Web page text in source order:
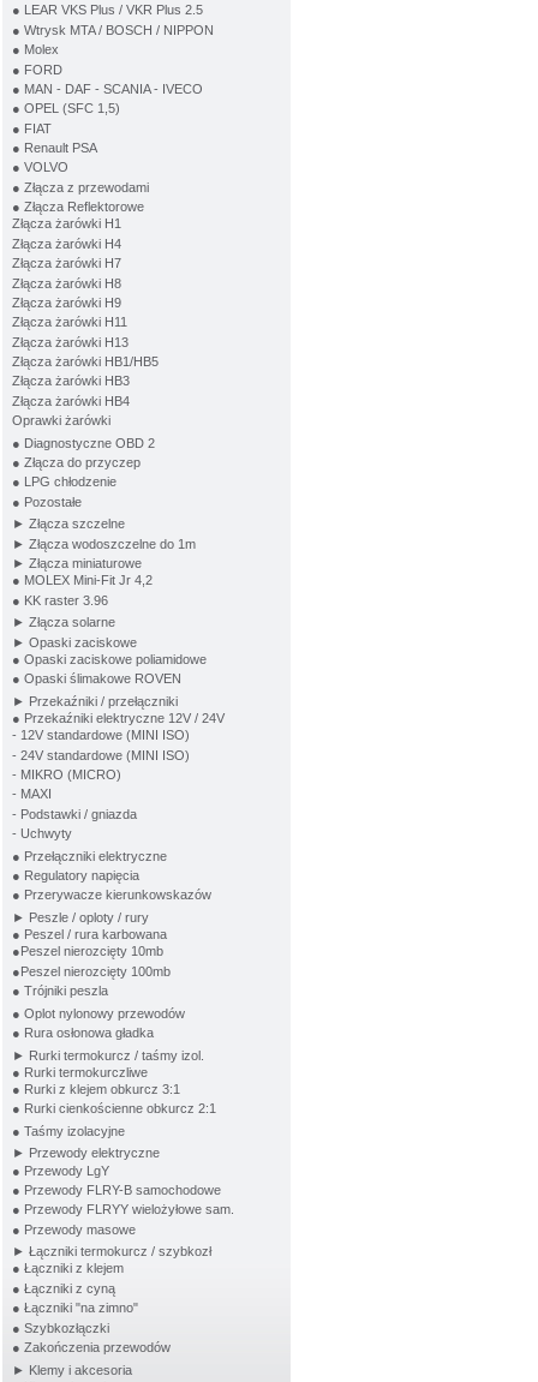
● LEAR VKS Plus / VKR Plus 2.5
● Wtrysk MTA / BOSCH / NIPPON
● Molex
● FORD
● MAN - DAF - SCANIA - IVECO
● OPEL (SFC 1,5)
● FIAT
● Renault PSA
● VOLVO
● Złącza z przewodami
● Złącza Reflektorowe
Złącza żarówki H1
Złącza żarówki H4
Złącza żarówki H7
Złącza żarówki H8
Złącza żarówki H9
Złącza żarówki H11
Złącza żarówki H13
Złącza żarówki HB1/HB5
Złącza żarówki HB3
Złącza żarówki HB4
Oprawki żarówki
● Diagnostyczne OBD 2
● Złącza do przyczep
● LPG chłodzenie
● Pozostałe
► Złącza szczelne
► Złącza wodoszczelne do 1m
► Złącza miniaturowe
● MOLEX Mini-Fit Jr 4,2
● KK raster 3.96
► Złącza solarne
► Opaski zaciskowe
● Opaski zaciskowe poliamidowe
● Opaski ślimakowe ROVEN
► Przekaźniki / przełączniki
● Przekaźniki elektryczne 12V / 24V
- 12V standardowe (MINI ISO)
- 24V standardowe (MINI ISO)
- MIKRO (MICRO)
- MAXI
- Podstawki / gniazda
- Uchwyty
● Przełączniki elektryczne
● Regulatory napięcia
● Przerywacze kierunkowskazów
► Peszle / oploty / rury
● Peszel / rura karbowana
●Peszel nierozcięty 10mb
●Peszel nierozcięty 100mb
● Trójniki peszla
● Oplot nylonowy przewodów
● Rura osłonowa gładka
► Rurki termokurcz / taśmy izol.
● Rurki termokurczliwe
● Rurki z klejem obkurcz 3:1
● Rurki cienkościenne obkurcz 2:1
● Taśmy izolacyjne
► Przewody elektryczne
● Przewody LgY
● Przewody FLRY-B samochodowe
● Przewody FLRYY wielożyłowe sam.
● Przewody masowe
► Łączniki termokurcz / szybkozł
● Łączniki z klejem
● Łączniki z cyną
● Łączniki "na zimno"
● Szybkozłączki
● Zakończenia przewodów
► Klemy i akcesoria